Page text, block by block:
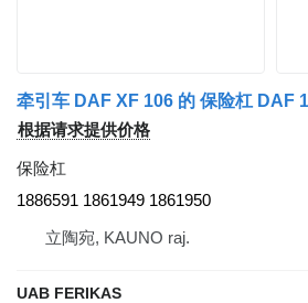
牵引车 DAF XF 106 的 保险杠 DAF
根据请求提供价格
保险杠
1886591 1861949 1861950
立陶宛, KAUNO raj.
UAB FERIKAS